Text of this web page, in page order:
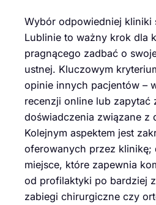
Wybór odpowiedniej kliniki
Lublinie to ważny krok dla
pragnącego zadbać o
ustnej. Kluczowym
opinie innych pacjentów –
recenzji online lub zapytać
doświadczenia związane z
Kolejnym aspektem jest
oferowanych przez klinikę;
miejsce, które zapewnia
od profilaktyki po bardziej
zabiegi chirurgiczne czy